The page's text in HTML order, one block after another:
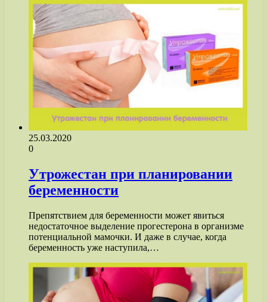
25.03.2020
0
Утрожестан при планировании
беременности
Препятствием для беременности может явиться
недостаточное выделение прогестерона в организме
потенциальной мамочки. И даже в случае, когда
беременность уже наступила,…